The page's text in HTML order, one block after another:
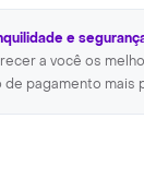
e
a você os
de pagamento mais